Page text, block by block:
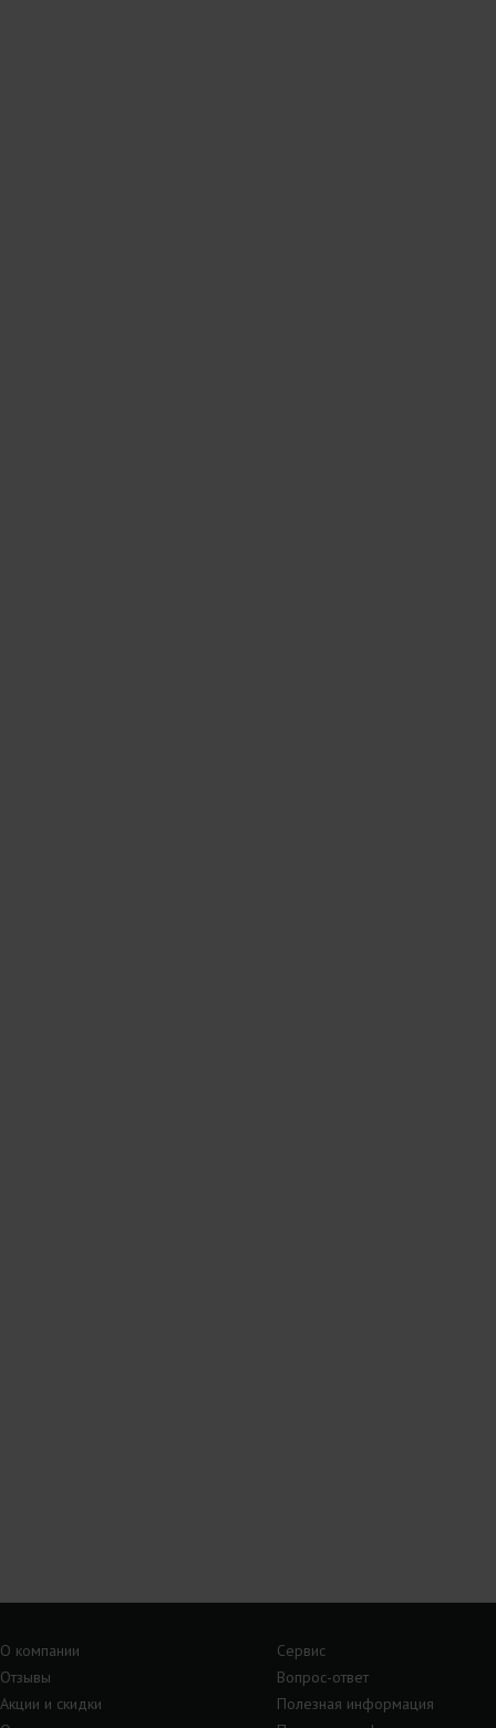
О компании
Сервис
Отзывы
Вопрос-ответ
Акции и скидки
Полезная информация